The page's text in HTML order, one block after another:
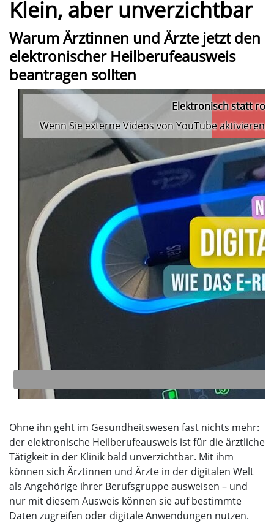
Klein, aber unverzichtbar
Warum Ärztinnen und Ärzte jetzt den
elektronischer Heilberufeausweis
beantragen sollten
Elektronisch statt
Wenn Sie externe Videos von YouTube
Ohne ihn geht im Gesundheitswesen fast nichts mehr:
der elektronische Heilberufeausweis ist für die ärztliche
Tätigkeit in der Klinik bald unverzichtbar. Mit ihm
können sich Ärztinnen und Ärzte in der digitalen Welt
als Angehörige ihrer Berufsgruppe ausweisen – und
nur mit diesem Ausweis können sie auf bestimmte
Daten zugreifen oder digitale Anwendungen nutzen.